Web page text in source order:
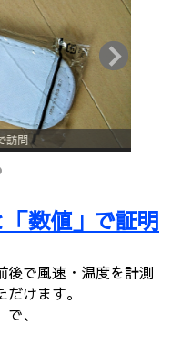
訪問
数値」で証明
後で風速・温度を計測
けます。
、